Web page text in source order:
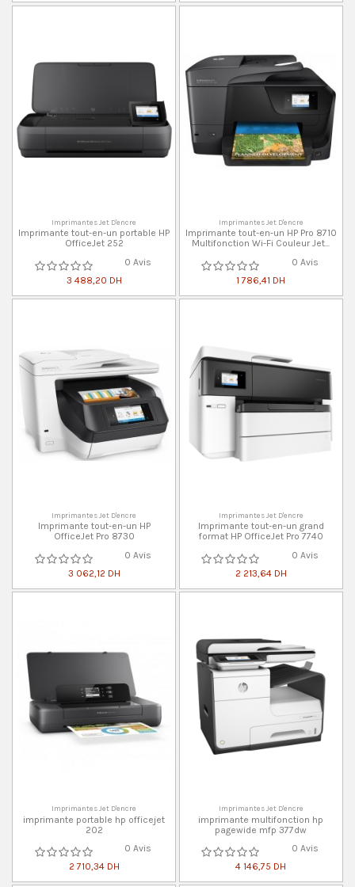
Imprimantes Jet D'encre
Imprimante tout-en-un portable HP
OfficeJet 252
0 Avis
3 488,20 DH
Imprimantes Jet D'encre
Imprimante tout-en-un HP Pro 8710
Multifonction Wi-Fi Couleur Jet...
0 Avis
1 786,41 DH
Imprimantes Jet D'encre
Imprimante tout-en-un HP
OfficeJet Pro 8730
0 Avis
3 062,12 DH
Imprimantes Jet D'encre
Imprimante tout-en-un grand
format HP OfficeJet Pro 7740
0 Avis
2 213,64 DH
Imprimantes Jet D'encre
imprimante portable hp officejet
202
0 Avis
2 710,34 DH
Imprimantes Jet D'encre
imprimante multifonction hp
pagewide mfp 377dw
0 Avis
4 146,75 DH